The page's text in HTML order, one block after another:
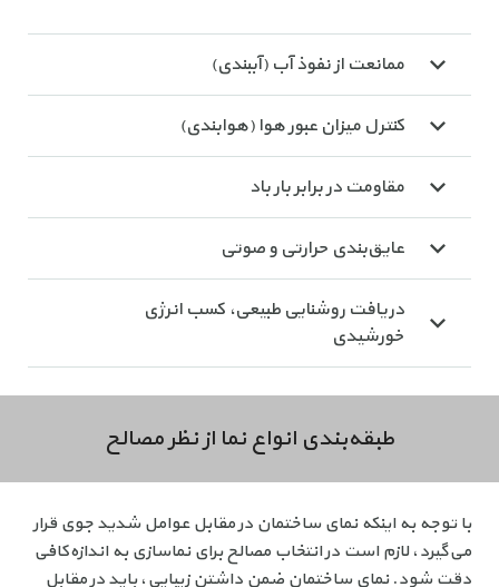
ممانعت از نفوذ آب (آببندی)
کنترل میزان عبور هوا (هوابندی)
مقاومت در برابر بار باد
عایق‌بندی حرارتی و صوتی
دریافت روشنایی طبیعی، کسب انرژی
خورشیدی
طبقه‌بندی انواع نما از نظر مصالح
با توجه به اینکه نمای ساختمان در مقابل عوامل شدید جوی قرار
می‌گیرد، لازم است در انتخاب مصالح برای نماسازی به اندازه‌کافی
دقت شود. نمای ساختمان ضمن داشتن زیبایی، باید در مقابل